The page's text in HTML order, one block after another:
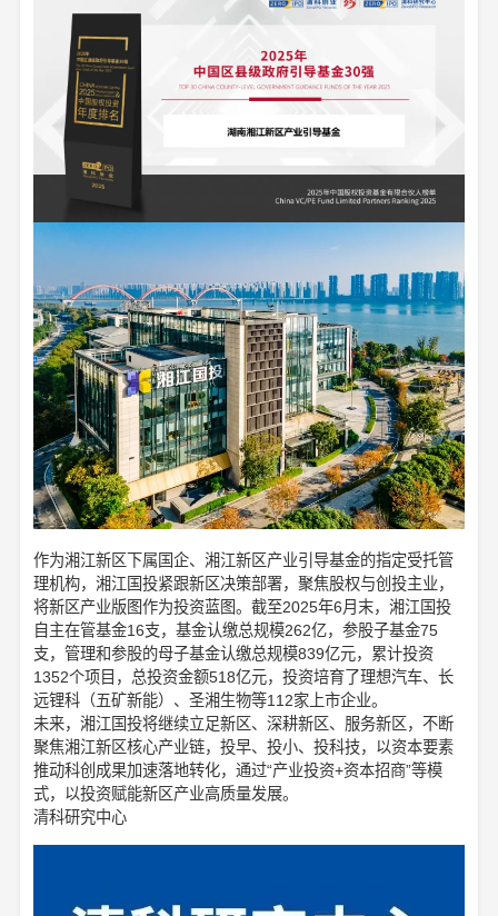
作为湘江新区下属国企、湘江新区产业引导基金的指定受托管
理机构，湘江国投紧跟新区决策部署，聚焦股权与创投主业，
将新区产业版图作为投资蓝图。截至2025年6月末，湘江国投
自主在管基金16支，基金认缴总规模262亿，参股子基金75
支，管理和参股的母子基金认缴总规模839亿元，累计投资
1352个项目，总投资金额518亿元，投资培育了理想汽车、长
远锂科（五矿新能）、圣湘生物等112家上市企业。
未来，湘江国投将继续立足新区、深耕新区、服务新区，不断
聚焦湘江新区核心产业链，投早、投小、投科技，以资本要素
推动科创成果加速落地转化，通过“产业投资+资本招商”等模
式，以投资赋能新区产业高质量发展。
清科研究中心